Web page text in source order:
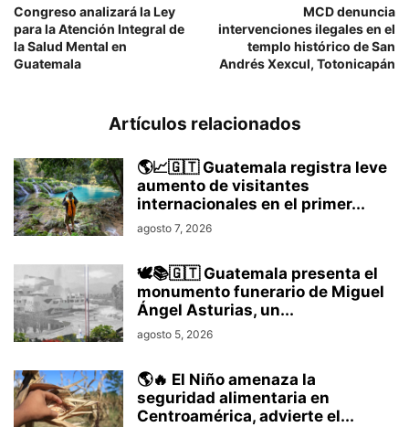
Congreso analizará la Ley
para la Atención Integral de
la Salud Mental en
Guatemala
MCD denuncia
intervenciones ilegales en el
templo histórico de San
Andrés Xexcul, Totonicapán
Artículos relacionados
🌎📈🇬🇹 Guatemala registra leve
aumento de visitantes
internacionales en el primer...
agosto 7, 2026
🕊️📚🇬🇹 Guatemala presenta el
monumento funerario de Miguel
Ángel Asturias, un...
agosto 5, 2026
🌎🔥 El Niño amenaza la
seguridad alimentaria en
Centroamérica, advierte el...